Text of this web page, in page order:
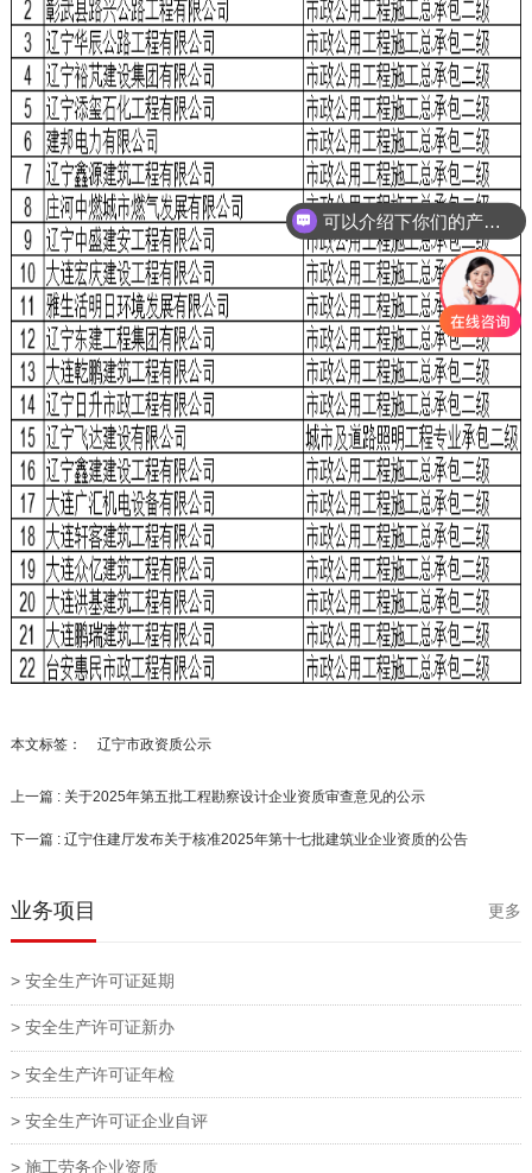
本文标签： 辽宁市政资质公示
上一篇 : 关于2025年第五批工程勘察设计企业资质审查意见的公示
下一篇 : 辽宁住建厅发布关于核准2025年第十七批建筑业企业资质的公告
业务项目 更多
> 安全生产许可证延期
> 安全生产许可证新办
> 安全生产许可证年检
> 安全生产许可证企业自评
> 施工劳务企业资质
可以介绍下你们的产品么